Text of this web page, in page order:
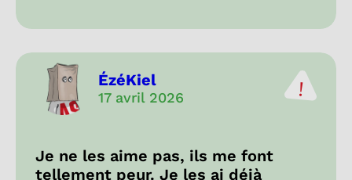
ÉzéKiel
17 avril 2026
Je ne les aime pas, ils me font
tellement peur. Je les ai déjà